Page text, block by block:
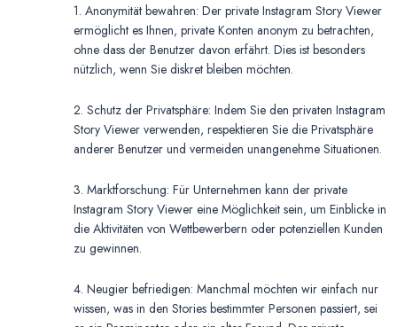
1. Anonymität bewahren: Der private Instagram Story Viewer
ermöglicht es Ihnen, private Konten anonym zu betrachten,
ohne dass der Benutzer davon erfährt. Dies ist besonders
nützlich, wenn Sie diskret bleiben möchten.
2. Schutz der Privatsphäre: Indem Sie den privaten Instagram
Story Viewer verwenden, respektieren Sie die Privatsphäre
anderer Benutzer und vermeiden unangenehme Situationen.
3. Marktforschung: Für Unternehmen kann der private
Instagram Story Viewer eine Möglichkeit sein, um Einblicke in
die Aktivitäten von Wettbewerbern oder potenziellen Kunden
zu gewinnen.
4. Neugier befriedigen: Manchmal möchten wir einfach nur
wissen, was in den Stories bestimmter Personen passiert, sei